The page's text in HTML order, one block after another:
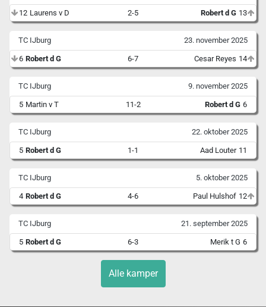
12 Laurens v D 2-5 Robert d G 13
TC IJburg 23. november 2025
6 Robert d G 6-7 Cesar Reyes 14
TC IJburg 9. november 2025
5 Martin v T 11-2 Robert d G 6
TC IJburg 22. oktober 2025
5 Robert d G 1-1 Aad Louter 11
TC IJburg 5. oktober 2025
4 Robert d G 4-6 Paul Hulshof 12
TC IJburg 21. september 2025
5 Robert d G 6-3 Merik t G 6
Alle kamper